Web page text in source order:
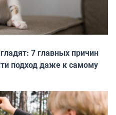
7 главных причин
подход даже к самому